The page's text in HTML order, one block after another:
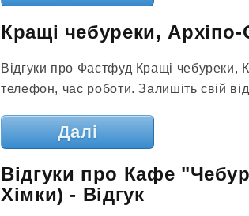
Кращі чебуреки,
Відгуки про Фастфуд Кращі чебуреки,
телефон, час роботи. Залишіть свій
Далі
Відгуки про Кафе
Хімки) - Відгук